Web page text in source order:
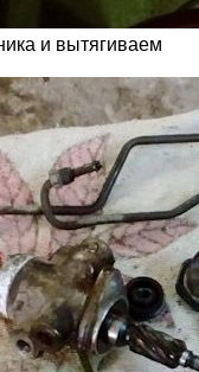
и вытягиваем